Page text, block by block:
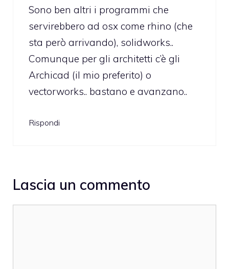
Sono ben altri i programmi che
servirebbero ad osx come rhino (che
sta però arrivando), solidworks..
Comunque per gli architetti c’è gli
Archicad (il mio preferito) o
vectorworks.. bastano e avanzano..
Rispondi
Lascia un commento